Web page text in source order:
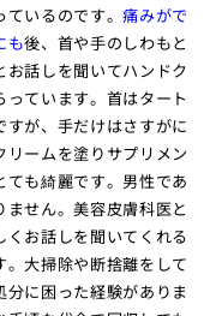
ているのです。痛みがで
も後、首や手のしわもと
話しを聞いてハンドク
ています。首はタート
が、手だけはさすがに
ームを塗りサプリメン
ても綺麗です。男性であ
せん。美容皮膚科医と
くお話しを聞いてくれる
大掃除や断捨離をして
に困った経験がありま